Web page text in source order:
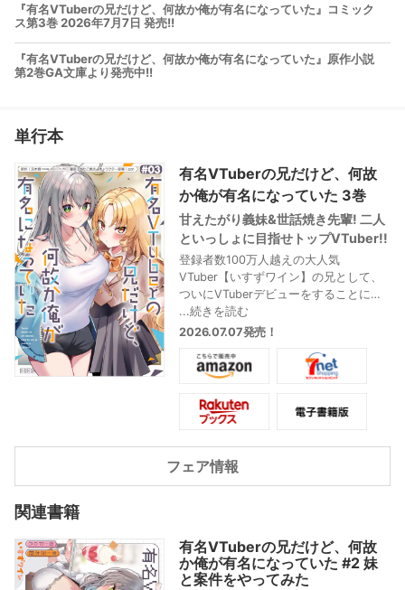
『有名VTuberの兄だけど、何故か俺が有名になっていた』コミック
ス第3巻 2026年7月7日 発売!!
『有名VTuberの兄だけど、何故か俺が有名になっていた』原作小説
第2巻GA文庫より発売中!!
単行本
有名VTuberの兄だけど、何故
か俺が有名になっていた 3巻
甘えたがり義妹&世話焼き先輩! 二人
といっしょに目指せトップVTuber!!
登録者数100万人越えの大人気
VTuber【いすずワイン】の兄として、
ついにVTuberデビューをすることにな
った俺・塩尻聡太。初日は、無難なコ
ラボ配信……のはずが、義妹・いすずの
重めの愛が暴走したことで、伝説の一
夜となってしまい……!? そして、世話焼
き先輩VTuber・天竜川アルクから、焼
肉デートのお誘いも――。
最愛の家族のため、駆け上がれ配信道!!
痛快成り上がりVTuberラブコメ、ネッ
トもリアルも超充実な第3巻!!
...続きを読む
2026.07.07発売！
フェア情報
関連書籍
有名VTuberの兄だけど、何故
か俺が有名になっていた #2 妹
と案件をやってみた